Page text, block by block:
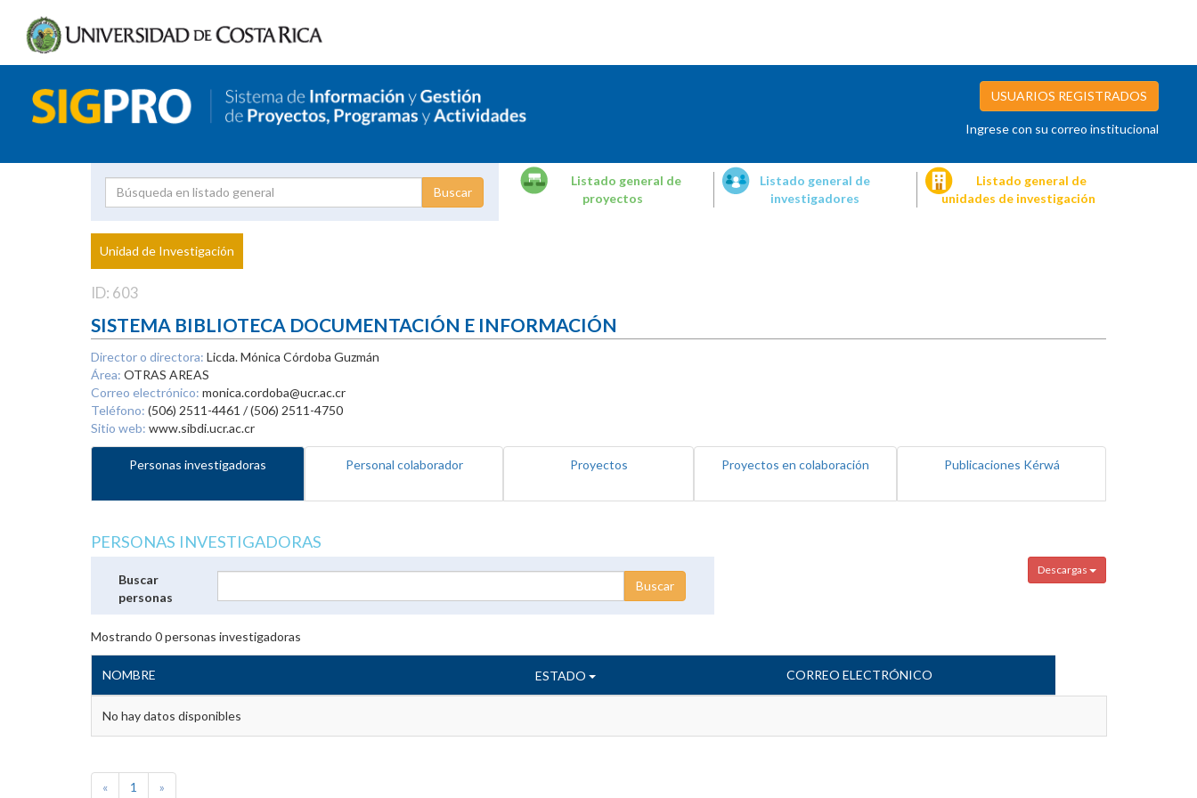
USUARIOS REGISTRADOS
Ingrese con su correo institucional
Proyecto
Investigador
Listado general de
proyectos
Listado general de
investigadores
Listado general de
unidades de investigación
Unidad de Investigación
ID: 603
SISTEMA BIBLIOTECA DOCUMENTACIÓN E INFORMACIÓN
Director o directora: Licda. Mónica Córdoba Guzmán
Área: OTRAS AREAS
Correo electrónico: monica.cordoba@ucr.ac.cr
Teléfono: (506) 2511-4461 / (506) 2511-4750
Sitio web: www.sibdi.ucr.ac.cr
Personas investigadoras Personal colaborador Proyectos Proyectos en colaboración Publicaciones Kérwá
PERSONAS INVESTIGADORAS
Descargas
Buscar
personas
Mostrando 0personas investigadoras
NOMBRE ESTADO CORREO ELECTRÓNICO
No hay datos disponibles
« 1 »